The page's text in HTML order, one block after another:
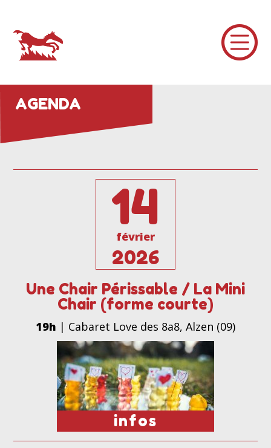
AGENDA
14
février
2026
Une Chair Périssable / La Mini
Chair (forme courte)
19h | Cabaret Love des 8a8, Alzen (09)
infos